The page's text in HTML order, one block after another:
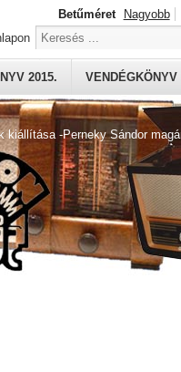
kiállítása -Perneky Sándor
2015. VENDÉGKÖNYV
Betűméret Nagyobb